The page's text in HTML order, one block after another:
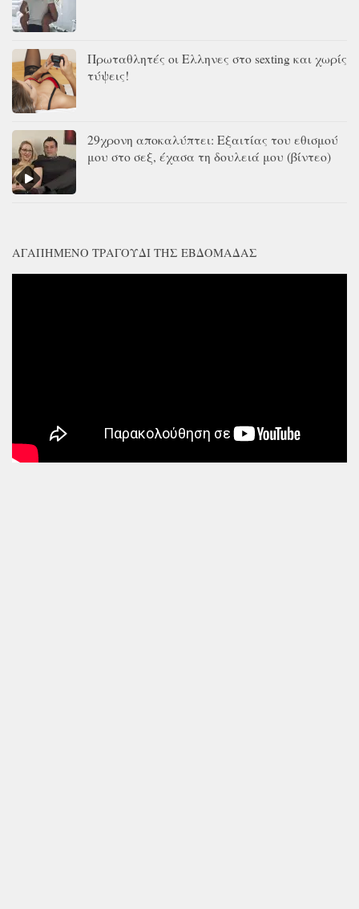
Πρωταθλητές οι Ελληνες στο sexting και χωρίς
τύψεις!
29χρονη αποκαλύπτει: Εξαιτίας του εθισμού
μου στο σεξ, έχασα τη δουλειά μου (βίντεο)
ΑΓΑΠΗΜΈΝΟ ΤΡΑΓΟΎΔΙ ΤΗΣ ΕΒΔΟΜΆΔΑΣ